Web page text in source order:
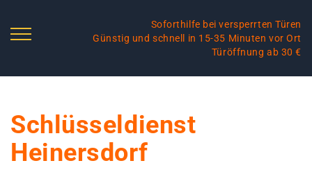
Soforthilfe bei versperrten Türen
Günstig und schnell in 15-35 Minuten vor Ort
Türöffnung ab 30 €
Schlüsseldienst
Heinersdorf